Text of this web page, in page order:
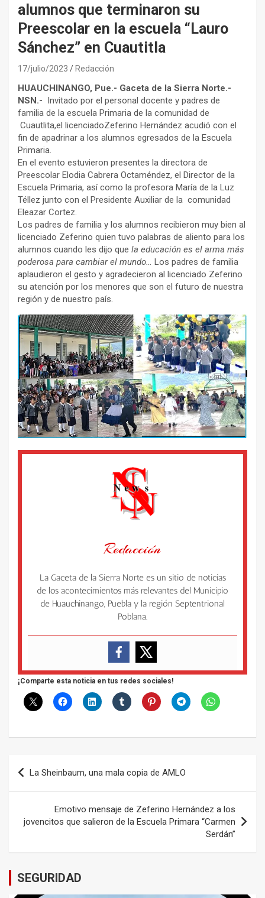
alumnos que terminaron su
Preescolar en la escuela “Lauro
Sánchez” en Cuautitla
17/julio/2023 Redacción
HUAUCHINANGO, Pue.- Gaceta de la Sierra Norte.-
NSN.- Invitado por el personal docente y padres de
familia de la escuela Primaria de la comunidad de
Cuautlita,el licenciadoZeferino Hernández acudió con el
fin de apadrinar a los alumnos egresados de la Escuela
Primaria.
En el evento estuvieron presentes la directora de
Preescolar Elodia Cabrera Octaméndez, el Director de la
Escuela Primaria, así como la profesora María de la Luz
Téllez junto con el Presidente Auxiliar de la comunidad
Eleazar Cortez.
Los padres de familia y los alumnos recibieron muy bien al
licenciado Zeferino quien tuvo palabras de aliento para los
alumnos cuando les dijo que la educación es el arma más
poderosa para cambiar el mundo… Los padres de familia
aplaudieron el gesto y agradecieron al licenciado Zeferino
su atención por los menores que son el futuro de nuestra
región y de nuestro país.
Redacción
La Gaceta de la Sierra Norte es un sitio de noticias
de los acontecimientos más relevantes del Municipio
de Huauchinango, Puebla y la región Septentrional
Poblana.
¡Comparte esta noticia en tus redes sociales!
Navegación
de
entradas
La Sheinbaum, una mala copia de AMLO
Emotivo mensaje de Zeferino Hernández a los
jovencitos que salieron de la Escuela Primara “Carmen
Serdán”
SEGURIDAD